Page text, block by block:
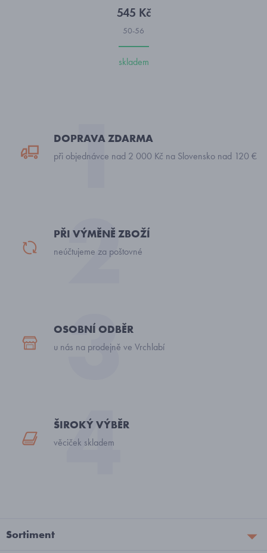
545 Kč
50-56
skladem
DOPRAVA ZDARMA
při objednávce nad 2 000 Kč na Slovensko nad 120 €
PŘI VÝMĚNĚ ZBOŽÍ
neúčtujeme za poštovné
OSOBNÍ ODBĚR
u nás na prodejně ve Vrchlabí
ŠIROKÝ VÝBĚR
věciček skladem
Sortiment